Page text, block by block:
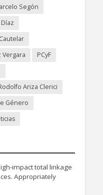
Segón
Vergara
PCyF
Ariza Clerici
Género
impact total linkage
Appropriately